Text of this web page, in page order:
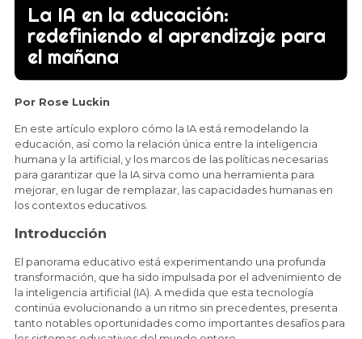
La IA en la educación:
redefiniendo el aprendizaje para
el mañana
Por Rose Luckin
En este artículo exploro cómo la IA está remodelando la
educación, así como la relación única entre la inteligencia
humana y la artificial, y los marcos de las políticas necesarias
para garantizar que la IA sirva como una herramienta para
mejorar, en lugar de remplazar, las capacidades humanas en
los contextos educativos.
Introducción
El panorama educativo está experimentando una profunda
transformación, que ha sido impulsada por el advenimiento de
la inteligencia artificial (IA). A medida que esta tecnología
continúa evolucionando a un ritmo sin precedentes, presenta
tanto notables oportunidades como importantes desafíos para